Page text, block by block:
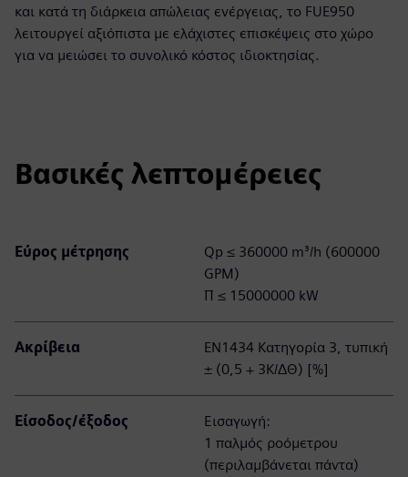
και κατά τη διάρκεια απώλειας ενέργειας, το FUE950
λειτουργεί αξιόπιστα με ελάχιστες επισκέψεις στο χώρο
για να μειώσει το συνολικό κόστος ιδιοκτησίας.
Βασικές λεπτομέρειες
Εύρος μέτρησης
Qp ≤ 360000 m³/h (600000
GPM)
Π ≤ 15000000 kW
Ακρίβεια
EN1434 Κατηγορία 3, τυπική
± (0,5 + 3K/ΔΘ) [%]
Είσοδος/έξοδος
Εισαγωγή:
1 παλμός ροόμετρου
(περιλαμβάνεται πάντα)